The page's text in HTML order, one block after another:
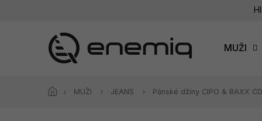
MUŽI
MUŽI JEANS Pánské džíny CIPO & BAXX